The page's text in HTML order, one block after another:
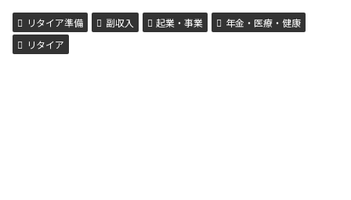
け...
リタイア準備 副収入 起業・事業
年金・医療・健康
リタイア